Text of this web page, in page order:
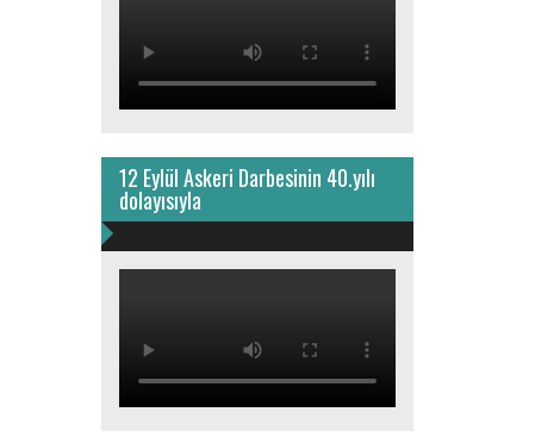
12 Eylül Askeri Darbesinin 40.yılı
dolayısıyla